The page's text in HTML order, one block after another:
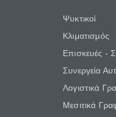
Ψυκτικοί
Κλιματισμός
Επισκευές -
Συνεργεία
Λογιστικά
Μεσιτικά